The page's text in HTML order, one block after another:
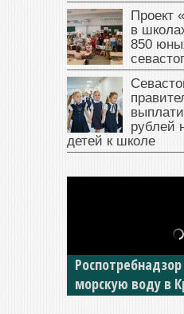
Проект
в
850
рублей
детей к школе
В Крыму у жителя
изъяли
накопил долги
ГИБДД